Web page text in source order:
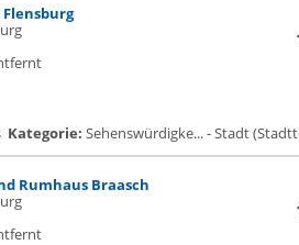
Kategorie: Sehenswürdigke... - Stadt
Rumhaus Braasch